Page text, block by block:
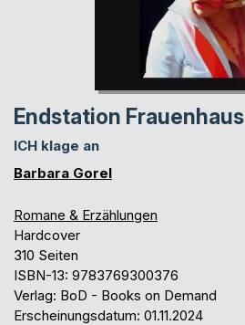
Endstation Frauenhaus
ICH klage an
Barbara Gorel
Romane & Erzählungen
Hardcover
310 Seiten
ISBN-13: 9783769300376
Verlag: BoD - Books on Demand
Erscheinungsdatum: 01.11.2024